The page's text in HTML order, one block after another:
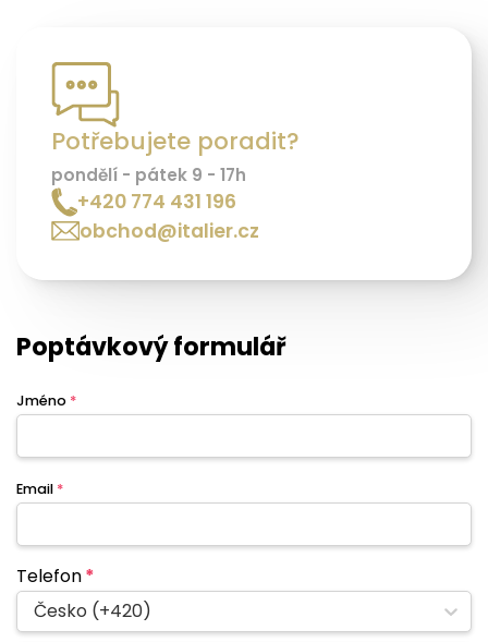
Potřebujete poradit?
pondělí - pátek 9 - 17h
+420 774 431 196
obchod@italier.cz
Poptávkový formulář
Jméno *
Email *
Telefon*
Česko (+420)